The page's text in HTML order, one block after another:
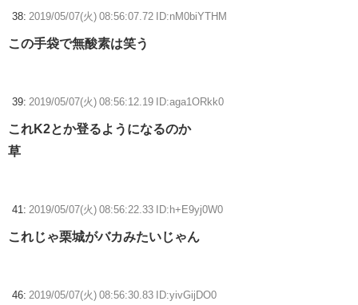
38: 2019/05/07(火) 08:56:07.72 ID:nM0biYTHM
この手袋で無酸素は笑う
39: 2019/05/07(火) 08:56:12.19 ID:aga1ORkk0
これK2とか登るようになるのか
草
41: 2019/05/07(火) 08:56:22.33 ID:h+E9yj0W0
これじゃ栗城がバカみたいじゃん
46: 2019/05/07(火) 08:56:30.83 ID:yivGijDO0